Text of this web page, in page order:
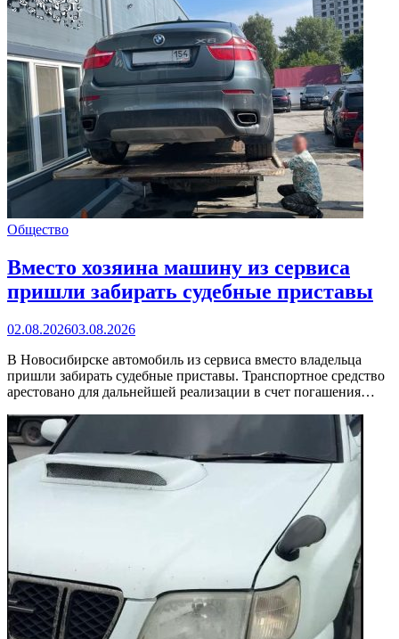
Общество
Вместо хозяина машину из сервиса
пришли забирать судебные приставы
02.08.202603.08.2026
В Новосибирске автомобиль из сервиса вместо владельца
пришли забирать судебные приставы. Транспортное средство
арестовано для дальнейшей реализации в счет погашения…